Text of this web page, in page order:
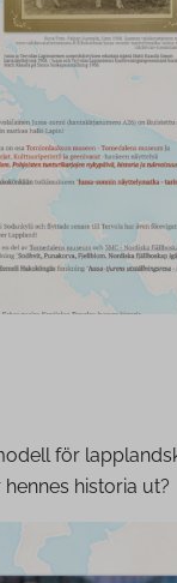
för
historia ut?